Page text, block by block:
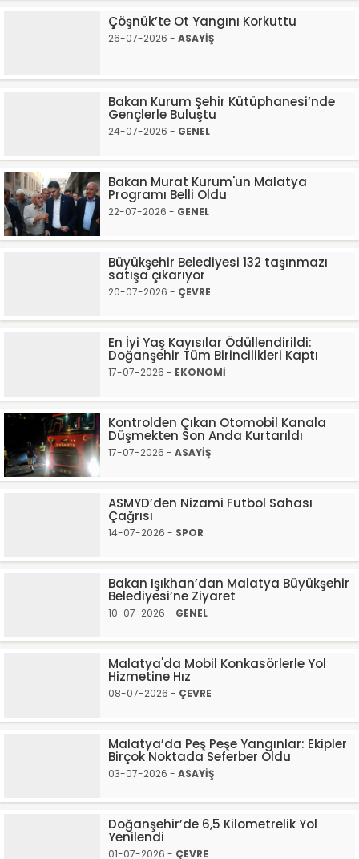
Çöşnük’te Ot Yangını Korkuttu
26-07-2026 - ASAYİŞ
Bakan Kurum Şehir Kütüphanesi’nde
Gençlerle Buluştu
24-07-2026 - GENEL
Bakan Murat Kurum'un Malatya
Programı Belli Oldu
22-07-2026 - GENEL
Büyükşehir Belediyesi 132 taşınmazı
satışa çıkarıyor
20-07-2026 - ÇEVRE
En İyi Yaş Kayısılar Ödüllendirildi:
Doğanşehir Tüm Birincilikleri Kaptı
17-07-2026 - EKONOMİ
Kontrolden Çıkan Otomobil Kanala
Düşmekten Son Anda Kurtarıldı
17-07-2026 - ASAYİŞ
ASMYD’den Nizami Futbol Sahası
Çağrısı
14-07-2026 - SPOR
Bakan Işıkhan’dan Malatya Büyükşehir
Belediyesi’ne Ziyaret
10-07-2026 - GENEL
Malatya'da Mobil Konkasörlerle Yol
Hizmetine Hız
08-07-2026 - ÇEVRE
Malatya’da Peş Peşe Yangınlar: Ekipler
Birçok Noktada Seferber Oldu
03-07-2026 - ASAYİŞ
Doğanşehir’de 6,5 Kilometrelik Yol
Yenilendi
01-07-2026 - ÇEVRE